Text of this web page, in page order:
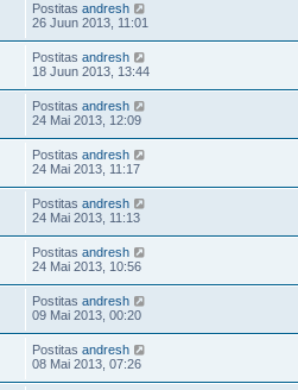
Postitas andresh
26 Juun 2013, 11:01
Postitas andresh
18 Juun 2013, 13:44
Postitas andresh
24 Mai 2013, 12:09
Postitas andresh
24 Mai 2013, 11:17
Postitas andresh
24 Mai 2013, 11:13
Postitas andresh
24 Mai 2013, 10:56
Postitas andresh
09 Mai 2013, 00:20
Postitas andresh
08 Mai 2013, 07:26